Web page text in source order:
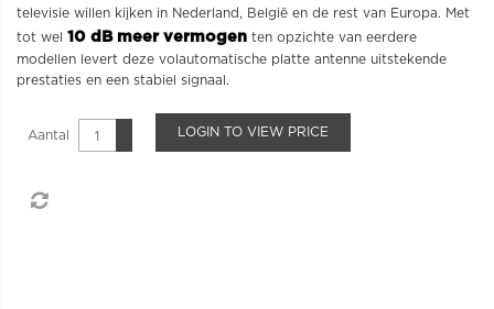
televisie willen kijken in Nederland, België en de rest van Europa. Met
tot wel 10 dB meer vermogen ten opzichte van eerdere
modellen levert deze volautomatische platte antenne uitstekende
prestaties en een stabiel signaal.
Aantal LOGIN TO VIEW PRICE